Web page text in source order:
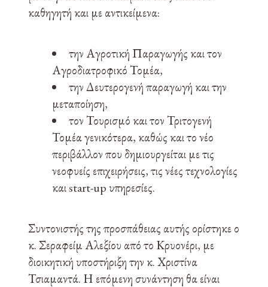
καθηγητή και με αντικείμενα:
την Αγροτική Παραγωγής και τον
Αγροδιατροφικό Τομέα,
την Δευτερογενή παραγωγή και την
μεταποίηση,
τον Τουρισμό και τον Τριτογενή
Τομέα γενικότερα, καθώς και το νέο
περιβάλλον που δημιουργείται με τις
νεοφυείς επιχειρήσεις, τις νέες τεχνολογίες
και start-up υπηρεσίες.
Συντονιστής της προσπάθειας αυτής ορίστηκε ο
κ. Σεραφείμ Αλεξίου από το Κρυονέρι, με
διοικητική υποστήριξη την κ. Χριστίνα
Τσιαμαντά. Η επόμενη συνάντηση θα είναι